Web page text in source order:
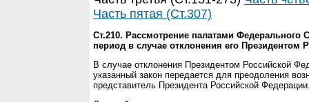
Часть пятая (Ст.307)
Ст.210. Рассмотрение палатами
период в случае отклонения его Президентом
В случае отклонения Президентом Российской
указанный закон передается для преодоления
представитель Президента Российской Федерации.